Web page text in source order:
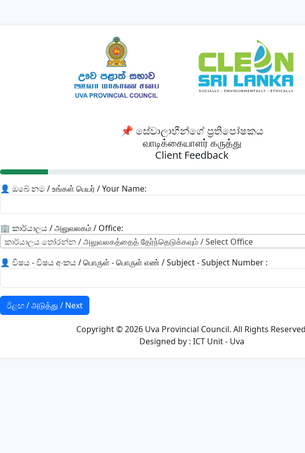
📌 සේවාලාභීන්ගේ ප්‍රතිපෝෂකය
வாடிக்கையாளர் கருத்து
Client Feedback
👤 ඔබේ නම / உங்கள் பெயர் / Your Name:
🏢 කාර්යාලය / அலுவலகம் / Office:
කාර්යාලය තෝරන්න / அலுவலகத்தைத் தேர்ந்தெடுக்கவும் / Select Office
👤 විෂය - විෂය අංකය / பொருள் - பொருள் எண் / Subject - Subject Number :
ඊළඟ / அடுத்து / Next
Copyright © 2026 Uva Provincial Council. All Rights
Designed by : ICT Unit - Uva